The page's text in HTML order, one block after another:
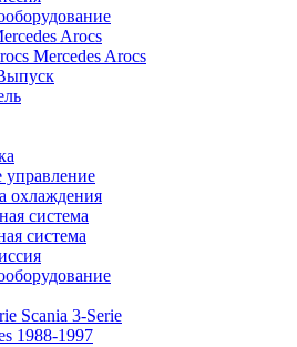
Arocs
Mercedes Arocs
управление
охлаждения
система
система
Scania 3-Serie
1988-1997